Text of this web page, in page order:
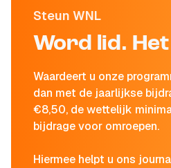
Steun WNL
Word lid.
Waardeert u onze
dan met de jaarlijkse
€8,50, de wettelijk
bijdrage voor omroepen.
Hiermee helpt u ons